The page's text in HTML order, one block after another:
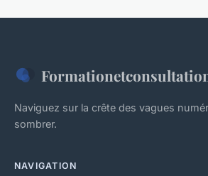
Naviguez sur la crête des vagues
sombrer.
NAVIGATION